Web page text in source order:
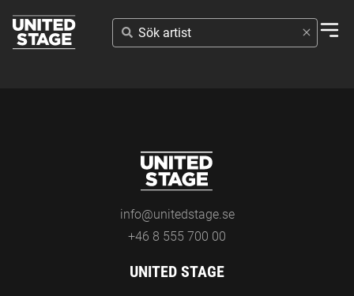
SÖK
ARTIST
info@unitedstage.se
+46 8 555 700 00
UNITED STAGE